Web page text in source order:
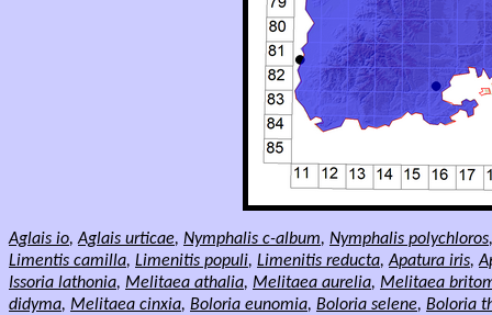
Aglais io,Aglais urticae, Nymphalis c-album, Nymphalis polychloros
Limentis camilla, Limenitis populi, Limenitis reducta,Apatura iris,
Issoria lathonia, Melitaea athalia, Melitaea aurelia, Melitaea
didyma, Melitaea cinxia, Boloria eunomia, Boloria selene, Boloria